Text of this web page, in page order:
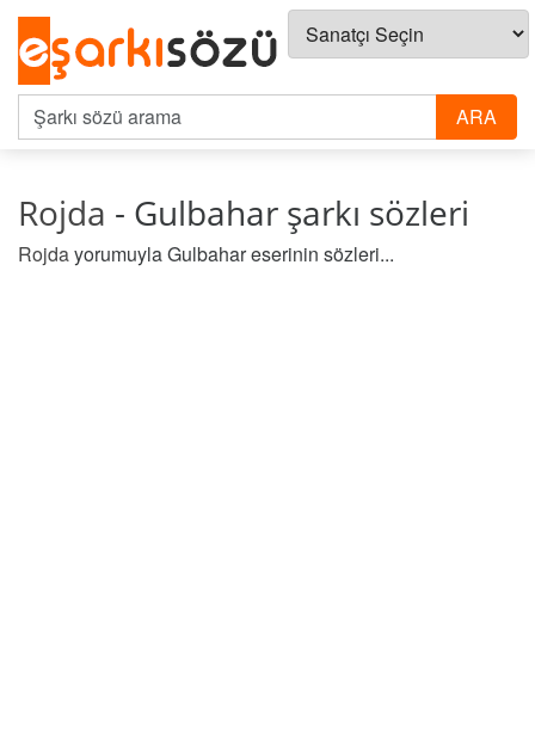
Rojda - Gulbahar şarkı sözleri
Rojdayorumuyla Gulbahar eserinin sözleri...